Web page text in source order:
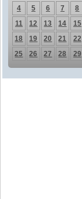
4
5 6 7 8
11
12 13 14 15
18
19 20 21 22
25
26 27 28 29